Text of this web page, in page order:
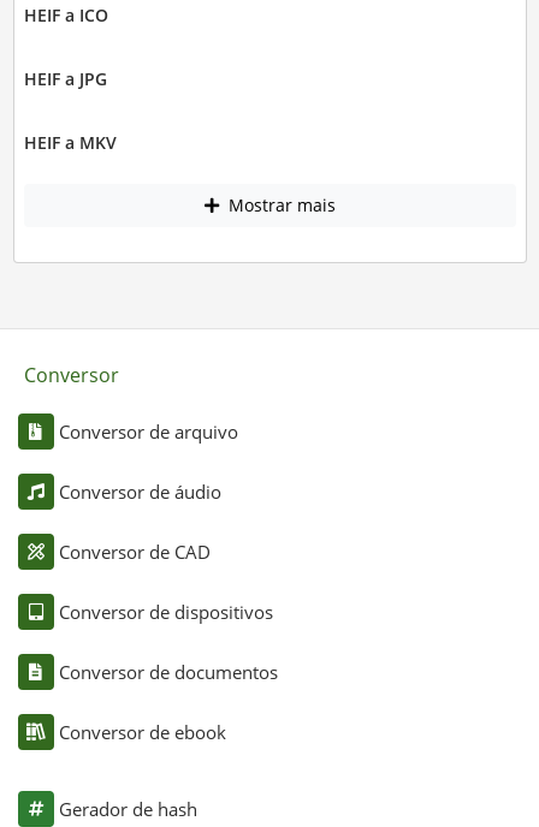
HEIF a ICO
HEIF a JPG
HEIF a MKV
Mostrar mais
Conversor
Conversor de arquivo
Conversor de áudio
Conversor de CAD
Conversor de dispositivos
Conversor de documentos
Conversor de ebook
Gerador de hash